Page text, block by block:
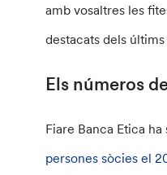
amb vosaltres les
destacats dels últims
Els números
Fiare Banca Etica
persones sòcies el